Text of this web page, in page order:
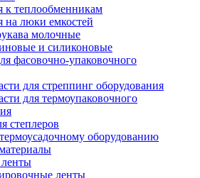
к теплообменникам
на люки емкостей
молочные
и силиконовые
фасовочно-упаковочного
для стреппинг оборудования
для термоупаковочного
степлеров
оборудованию
ленты